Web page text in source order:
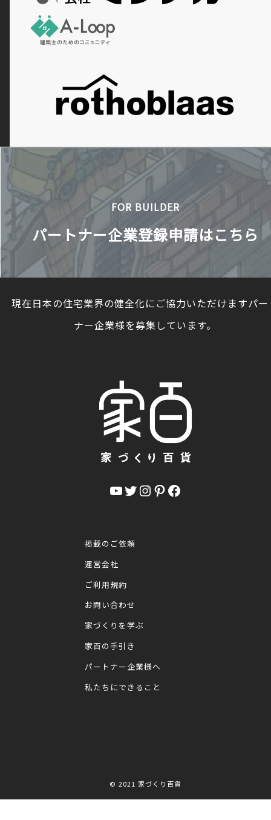
FOR BUILDER
パートナー企業登録申請はこちら
現在日本の住宅業界の健全化にご協力いただけますパ
ナー企業様を募集しています。
YouTube Twitter InstagramPinterest Facebook
掲載のご依頼
運営会社
ご利用規約
お問い合わせ
家づくりを学ぶ
家百の手引き
パートナー企業様へ
私たちにできること
© 2021 家づくり百貨